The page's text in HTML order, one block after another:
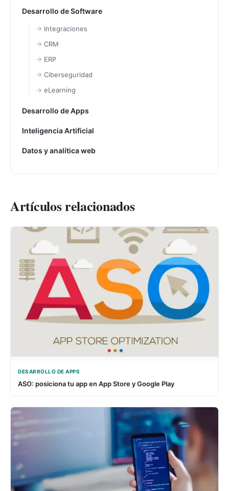
Desarrollo de Software
Integraciones
CRM
ERP
Ciberseguridad
eLearning
Desarrollo de Apps
Inteligencia Artificial
Datos y analítica web
Artículos relacionados
DESARROLLO DE APPS
ASO: posiciona tu app en App Store y Google Play